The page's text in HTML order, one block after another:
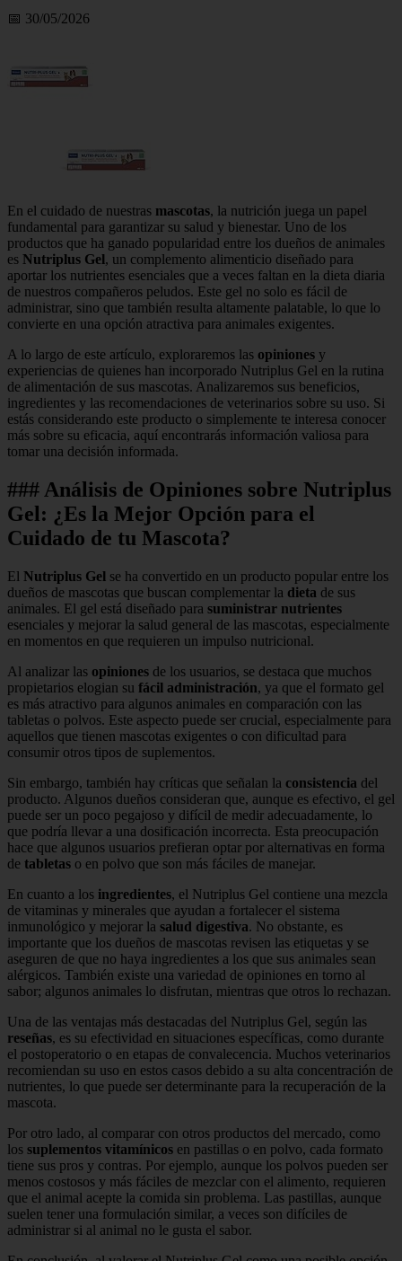
📅 30/05/2026
En el cuidado de nuestras mascotas, la nutrición juega un papel
fundamental para garantizar su salud y bienestar. Uno de los
productos que ha ganado popularidad entre los dueños de animales
es Nutriplus Gel, un complemento alimenticio diseñado para
aportar los nutrientes esenciales que a veces faltan en la dieta diaria
de nuestros compañeros peludos. Este gel no solo es fácil de
administrar, sino que también resulta altamente palatable, lo que lo
convierte en una opción atractiva para animales exigentes.
A lo largo de este artículo, exploraremos las opiniones y
experiencias de quienes han incorporado Nutriplus Gel en la rutina
de alimentación de sus mascotas. Analizaremos sus beneficios,
ingredientes y las recomendaciones de veterinarios sobre su uso. Si
estás considerando este producto o simplemente te interesa conocer
más sobre su eficacia, aquí encontrarás información valiosa para
tomar una decisión informada.
### Análisis de Opiniones sobre Nutriplus
Gel: ¿Es la Mejor Opción para el
Cuidado de tu Mascota?
El Nutriplus Gel se ha convertido en un producto popular entre los
dueños de mascotas que buscan complementar la dieta de sus
animales. El gel está diseñado para suministrar nutrientes
esenciales y mejorar la salud general de las mascotas, especialmente
en momentos en que requieren un impulso nutricional.
Al analizar las opiniones de los usuarios, se destaca que muchos
propietarios elogian su fácil administración, ya que el formato gel
es más atractivo para algunos animales en comparación con las
tabletas o polvos. Este aspecto puede ser crucial, especialmente para
aquellos que tienen mascotas exigentes o con dificultad para
consumir otros tipos de suplementos.
Sin embargo, también hay críticas que señalan la consistencia del
producto. Algunos dueños consideran que, aunque es efectivo, el gel
puede ser un poco pegajoso y difícil de medir adecuadamente, lo
que podría llevar a una dosificación incorrecta. Esta preocupación
hace que algunos usuarios prefieran optar por alternativas en forma
de tabletas o en polvo que son más fáciles de manejar.
En cuanto a los ingredientes, el Nutriplus Gel contiene una mezcla
de vitaminas y minerales que ayudan a fortalecer el sistema
inmunológico y mejorar la salud digestiva. No obstante, es
importante que los dueños de mascotas revisen las etiquetas y se
aseguren de que no haya ingredientes a los que sus animales sean
alérgicos. También existe una variedad de opiniones en torno al
sabor; algunos animales lo disfrutan, mientras que otros lo rechazan.
Una de las ventajas más destacadas del Nutriplus Gel, según las
reseñas, es su efectividad en situaciones específicas, como durante
el postoperatorio o en etapas de convalecencia. Muchos veterinarios
recomiendan su uso en estos casos debido a su alta concentración de
nutrientes, lo que puede ser determinante para la recuperación de la
mascota.
Por otro lado, al comparar con otros productos del mercado, como
los suplementos vitamínicos en pastillas o en polvo, cada formato
tiene sus pros y contras. Por ejemplo, aunque los polvos pueden ser
menos costosos y más fáciles de mezclar con el alimento, requieren
que el animal acepte la comida sin problema. Las pastillas, aunque
suelen tener una formulación similar, a veces son difíciles de
administrar si al animal no le gusta el sabor.